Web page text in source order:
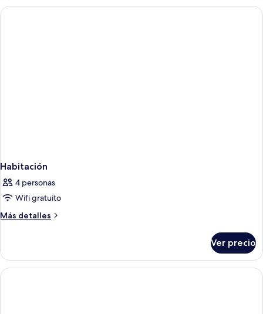
Habitación
4 personas
Wifi gratuito
Más detalles
Más
Ver precio